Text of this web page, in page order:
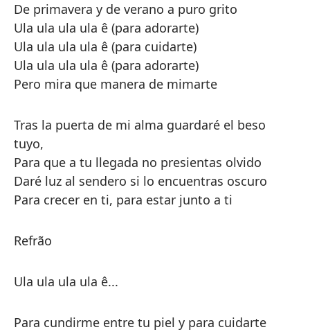
De primavera y de verano a puro grito
Ula ula ula ula ê (para adorarte)
Ula ula ula ula ê (para cuidarte)
Ula ula ula ula ê (para adorarte)
Pero mira que manera de mimarte
Tras la puerta de mi alma guardaré el beso
tuyo,
Para que a tu llegada no presientas olvido
Daré luz al sendero si lo encuentras oscuro
Para crecer en ti, para estar junto a ti
Refrão
Ula ula ula ula ê...
Para cundirme entre tu piel y para cuidarte